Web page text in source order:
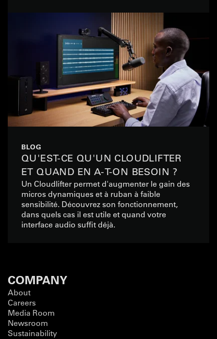
BLOG
QU'EST-CE QU'UN CLOUDLIFTER
ET QUAND EN A-T-ON BESOIN ?
Un Cloudlifter permet d'augmenter le gain des
micros dynamiques et à ruban à faible
sensibilité. Découvrez son fonctionnement,
dans quels cas il est utile et quand votre
interface audio suffit déjà.
COMPANY
About
Careers
Media Room
Newsroom
Sustainability